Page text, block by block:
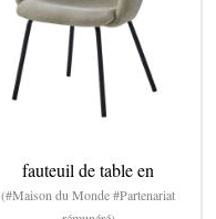
fauteuil de table en
(#Maison du Monde #Partenariat